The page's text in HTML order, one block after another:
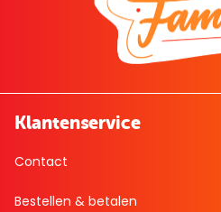
Klantenservice
Contact
Bestellen & betalen